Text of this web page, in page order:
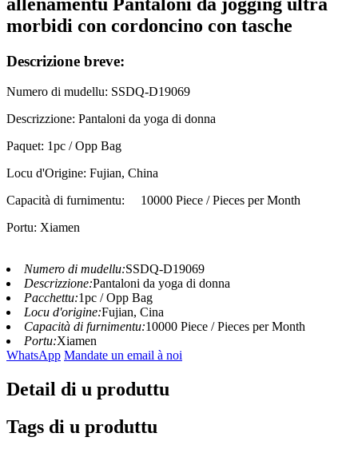
morbidi con cordoncino con tasche
Descrizione breve:
Numero di mudellu: SSDQ-D19069
Descrizzione: Pantaloni da yoga di donna
Paquet: 1pc / Opp Bag
Locu d'Origine: Fujian, China
Capacità di furnimentu:
10000 Piece / Pieces per Month
Portu: Xiamen
Numero di mudellu:SSDQ-D19069
Descrizzione:Pantaloni da yoga di donna
Pacchettu:1pc / Opp Bag
Locu d'origine:Fujian, Cina
Capacità di furnimentu:10000 Piece / Pieces per Month
Portu:Xiamen
WhatsApp Mandate un email à noi
Detail di u produttu
Tags di u produttu